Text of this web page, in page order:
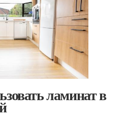
ламинат в